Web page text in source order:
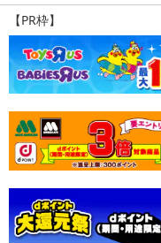
合がございます。
あらかじめご了承いただ
によるお申込み後のキャ
【お支払いについて】
※送料はお試し費用に含ま
※d払い、PayPay、au
ンクまとめて支払い、楽
Payでお支払いの場合、決
※予約商品は決済手段ごと
了することがございます
さい。
【PR枠】